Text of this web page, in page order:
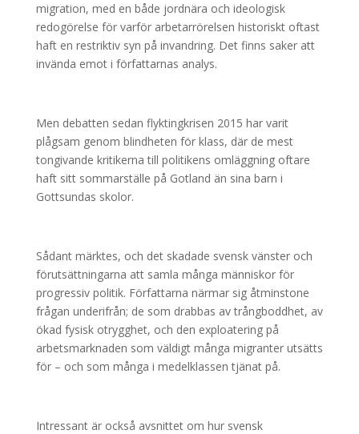
migration, med en både jordnära och ideologisk
redogörelse för varför arbetarrörelsen historiskt oftast
haft en restriktiv syn på invandring. Det finns saker att
invända emot i författarnas analys.
Men debatten sedan flyktingkrisen 2015 har varit
plågsam genom blindheten för klass, där de mest
tongivande kritikerna till politikens omläggning oftare
haft sitt sommarställe på Gotland än sina barn i
Gottsundas skolor.
Sådant märktes, och det skadade svensk vänster och
förutsättningarna att samla många människor för
progressiv politik. Författarna närmar sig åtminstone
frågan underifrån; de som drabbas av trångboddhet, av
ökad fysisk otrygghet, och den exploatering på
arbetsmarknaden som väldigt många migranter utsätts
för – och som många i medelklassen tjänat på.
Intressant är också avsnittet om hur svensk